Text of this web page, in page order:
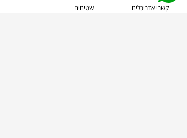
קשרי אדריכלים
שטיחים